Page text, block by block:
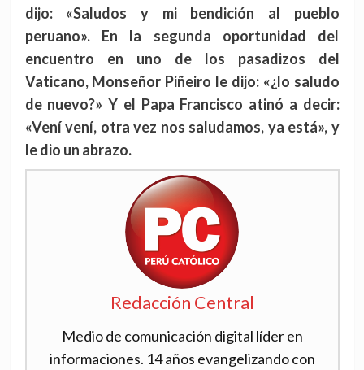
dijo: «Saludos y mi bendición al pueblo
peruano». En la segunda oportunidad del
encuentro en uno de los pasadizos del
Vaticano, Monseñor Piñeiro le dijo: «¿lo saludo
de nuevo?» Y el Papa Francisco atinó a decir:
«Vení vení, otra vez nos saludamos, ya está», y
le dio un abrazo.
Redacción Central
Medio de comunicación digital líder en
informaciones. 14 años evangelizando con